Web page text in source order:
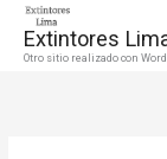
Extintores
Otro sitio realizado con